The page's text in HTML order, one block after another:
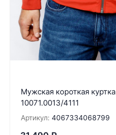
Мужская короткая
10071.0013/4111
Артикул: 4067334068799